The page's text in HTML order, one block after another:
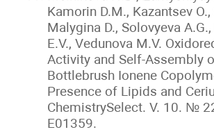
Kamorin D.M., Kazantsev
Malygina D., Solovyeva
E.V., Vedunova M.V.
Activity and Self-Assembly
Bottlebrush Ionene
Presence of Lipids and
ChemistrySelect. V. 10. №
E01359.